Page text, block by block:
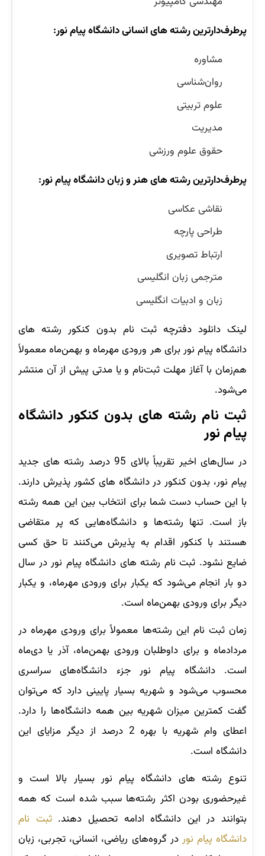
پرطرف‌دارترین رشته های انسانی دانشگاه پیام نور:
مشاوره
روان‌شناسی
علوم تربیتی
مدیریت
حقوق علوم ورزشی
پرطرف‌دارترین رشته های هنر و زبان دانشگاه پیام نور:
نقاشی عکاسی
طراحی پارچه
ارتباط تصویری
مترجمی زبان انگلیسی
زبان و ادبیات انگلیسی
لینک دانلود دفترچه ثبت نام بدون کنکور رشته های
دانشگاه پیام نور برای هر ورودی مهرماه و بهمن‌ماه معمولاً
هم‌زمان با آغاز مهلت ثبت‌نام و یا مدتی پیش از آن منتشر
می‌شود.
ثبت نام رشته های بدون کنکور دانشگاه
پیام نور
در سال‌های اخیر تقریباً بالای 95 درصد رشته های جدید
پیام نور، بدون کنکور در دانشگاه های کشور پذیرش دارند.
با این حساب دست شما برای انتخاب بین این همه رشته
باز است. تنها رشته‌ها و دانشگاه‌هایی که پر متقاضی
هستند با کنکور اقدام به پذیرش می‌کنند تا حق کسی
ضایع نشود. ثبت نام رشته های دانشگاه پیام نور در سال
دو بار انجام می‌شود که یکبار برای ورودی مهرماه، و یکبار
دیگر برای ورودی بهمن‌ماه است.
زمان ثبت نام این رشته‌ها معمولاً برای ورودی مهرماه در
مردادماه و برای داوطلبان ورودی بهمن‌ماه، آذر یا دی‌ماه
است. دانشگاه پیام نور جزء دانشگاه‌های سراسری
محسوب می‌شود و شهریه بسیار پایینی دارد که می‌توان
گفت کمترین میزان شهریه بین همه دانشگاه‌ها را دارد.
اعطای وام شهریه با بهره 2 درصد از دیگر مزایای این
دانشگاه است.
تنوع رشته های دانشگاه پیام نور بسیار بالا است و
غیرحضوری بودن اکثر رشته‌ها سبب شده است که همه
بتوانند در این دانشگاه ادامه تحصیل دهند.ثبت نام
دانشگاه پیام نور در گروه‌های ریاضی، انسانی، تجربی، زبان